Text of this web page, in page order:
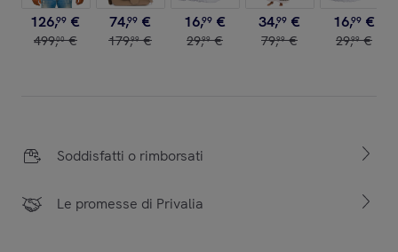
126,99 €
499,00 €
74,99 €
179,99 €
16,99 €
29,99 €
34,99 €
79,99 €
16,99 €
29,99 €
Soddisfatti o rimborsati
Le promesse di Privalia